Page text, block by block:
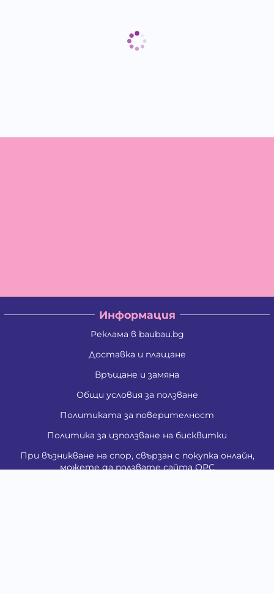
Информация
Реклама в baubau.bg
Доставка и плащане
Връщане и замяна
Общи условия за ползване
Политиката за поверителност
Политика за използване на бисквитки
При възникване на спор, свързан с покупка онлайн,
можете да ползвате сайта ОРС